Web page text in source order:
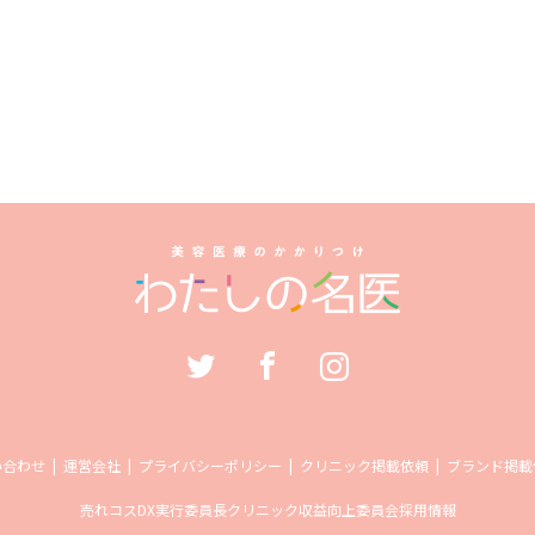
わせ 運営会社 プライバシーポリシー クリニック掲載依頼 ブランド掲
売れコスDX実行委員長クリニック収益向上委員会採用情報